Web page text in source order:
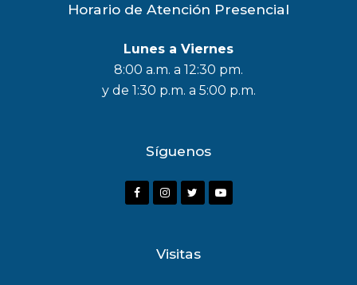
Horario de Atención Presencial
Lunes a Viernes
8:00 a.m. a 12:30 pm.
y de 1:30 p.m. a 5:00 p.m.
Síguenos
F
I
Y
Visitas